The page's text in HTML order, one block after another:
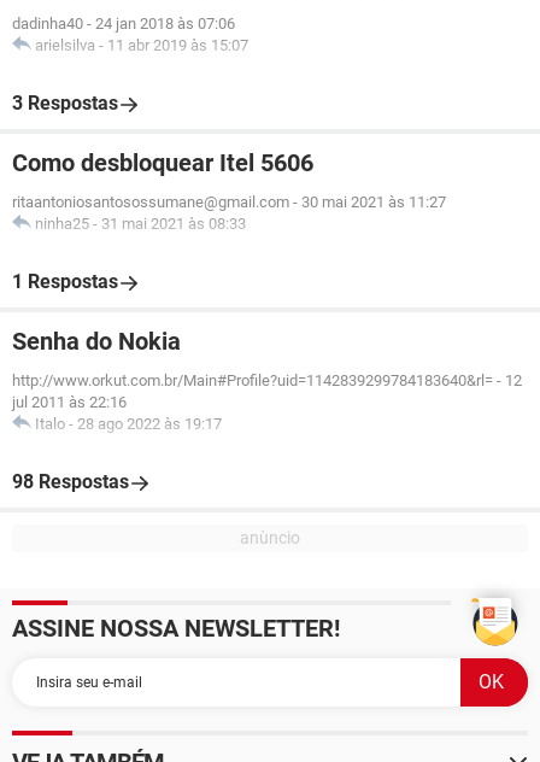
dadinha40 - 24 jan 2018 às 07:06
arielsilva - 11 abr 2019 às 15:07
3 Respostas
Como desbloquear Itel 5606
ritaantoniosantosossumane@gmail.com - 30 mai 2021 às 11:27
ninha25 - 31 mai 2021 às 08:33
1 Respostas
Senha do Nokia
http://www.orkut.com.br/Main#Profile?uid=1142839299784183640&rl= - 12
jul 2011 às 22:16
Italo - 28 ago 2022 às 19:17
98 Respostas
ASSINE NOSSA NEWSLETTER!